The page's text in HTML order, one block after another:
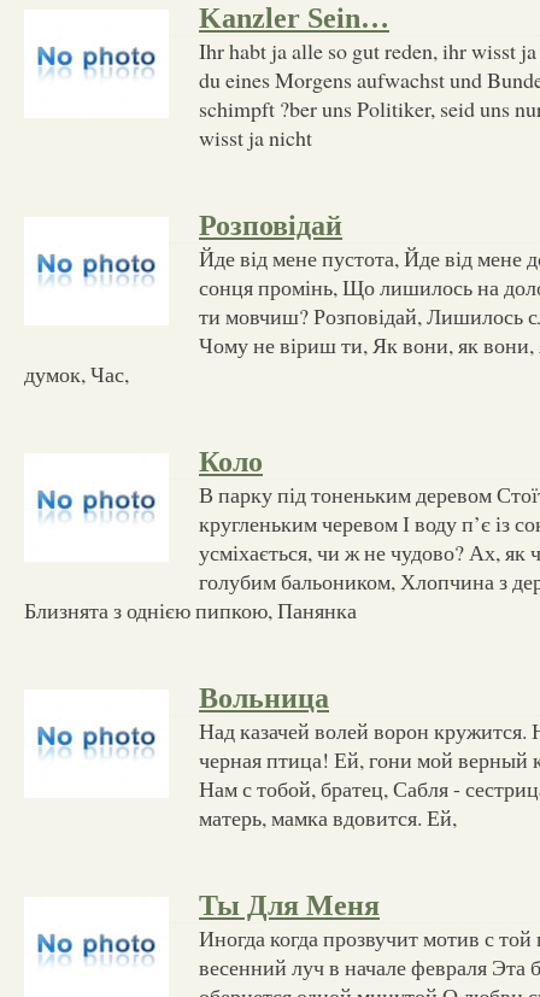
Kanzler Sein…
Ihr habt ja alle so gut reden, ihr wisst
du eines Morgens aufwachst und
schimpft ?ber uns Politiker, seid uns
wisst ja nicht
Розповідай
Йде від мене пустота, Йде від мене
сонця промінь, Що лишилось на
ти мовчиш? Розповідай, Лишилось
Чому не віриш ти, Як вони, як вони,
думок, Час,
Коло
В парку під тоненьким деревом
кругленьким черевом І воду п’є із
усміхається, чи ж не чудово? Ах, як
голубим бальоником, Хлопчина з
Близнята з однією пипкою, Панянка
Вольница
Над казачей волей ворон
черная птица! Ей, гони мой верный
Нам с тобой, братец, Сабля -
матерь, мамка вдовится. Ей,
Ты Для Меня
Иногда когда прозвучит мотив с
весенний луч в начале февраля Эта